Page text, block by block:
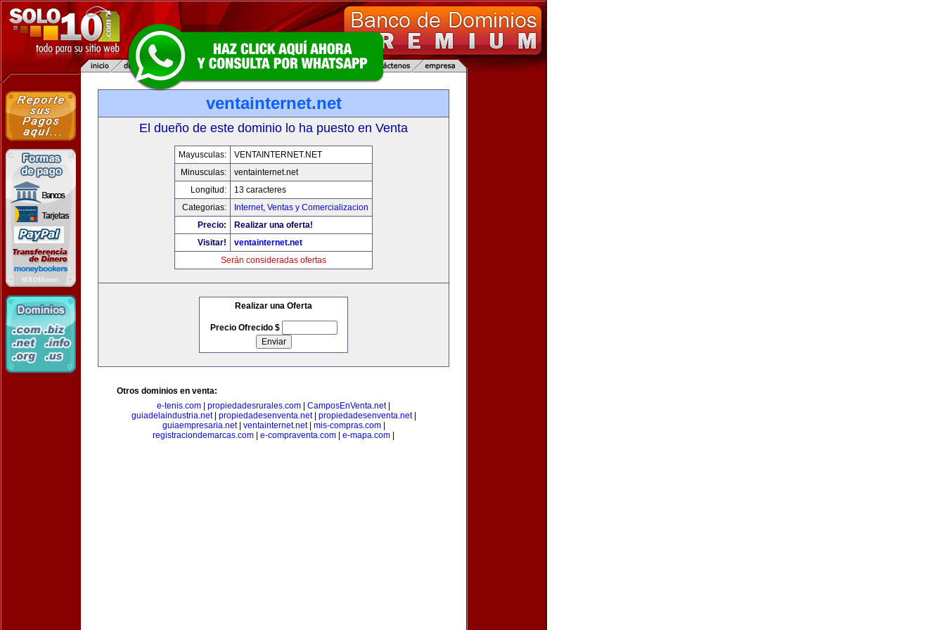
ventainternet.net
El dueño de este dominio lo ha puesto en Venta
Mayusculas:
VENTAINTERNET.NET
Minusculas:
ventainternet.net
Longitud:
13 caracteres
Categorias:
Internet, Ventas y Comercializacion
Precio:
Realizar una oferta!
Visitar!
ventainternet.net
Serán consideradas ofertas
Realizar una Oferta
Precio Ofrecido $
Otros dominios en venta:
e-tenis.com
propiedadesrurales.com CamposEnVenta.net
guiadelaindustria.net propiedadesenventa.net propiedadesenventa.net|
guiaempresaria.net| ventainternet.net| mis-compras.com|
registraciondemarcas.com
e-compraventa.com e-mapa.com